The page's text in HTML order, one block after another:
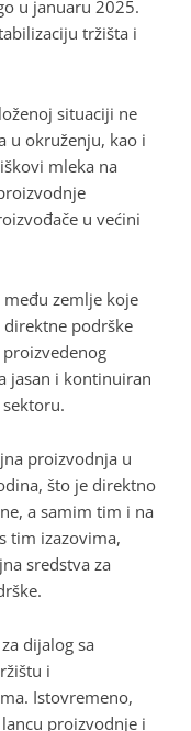
u januaru 2025.
tržišta i
situaciji ne
u okruženju, kao i
mleka na
u većini
zemlje koje
podrške
jasan i kontinuiran
proizvodnja u
što je direktno
a samim tim i na
tim izazovima,
sredstva za
dijalog sa
i
Istovremeno,
proizvodnje i